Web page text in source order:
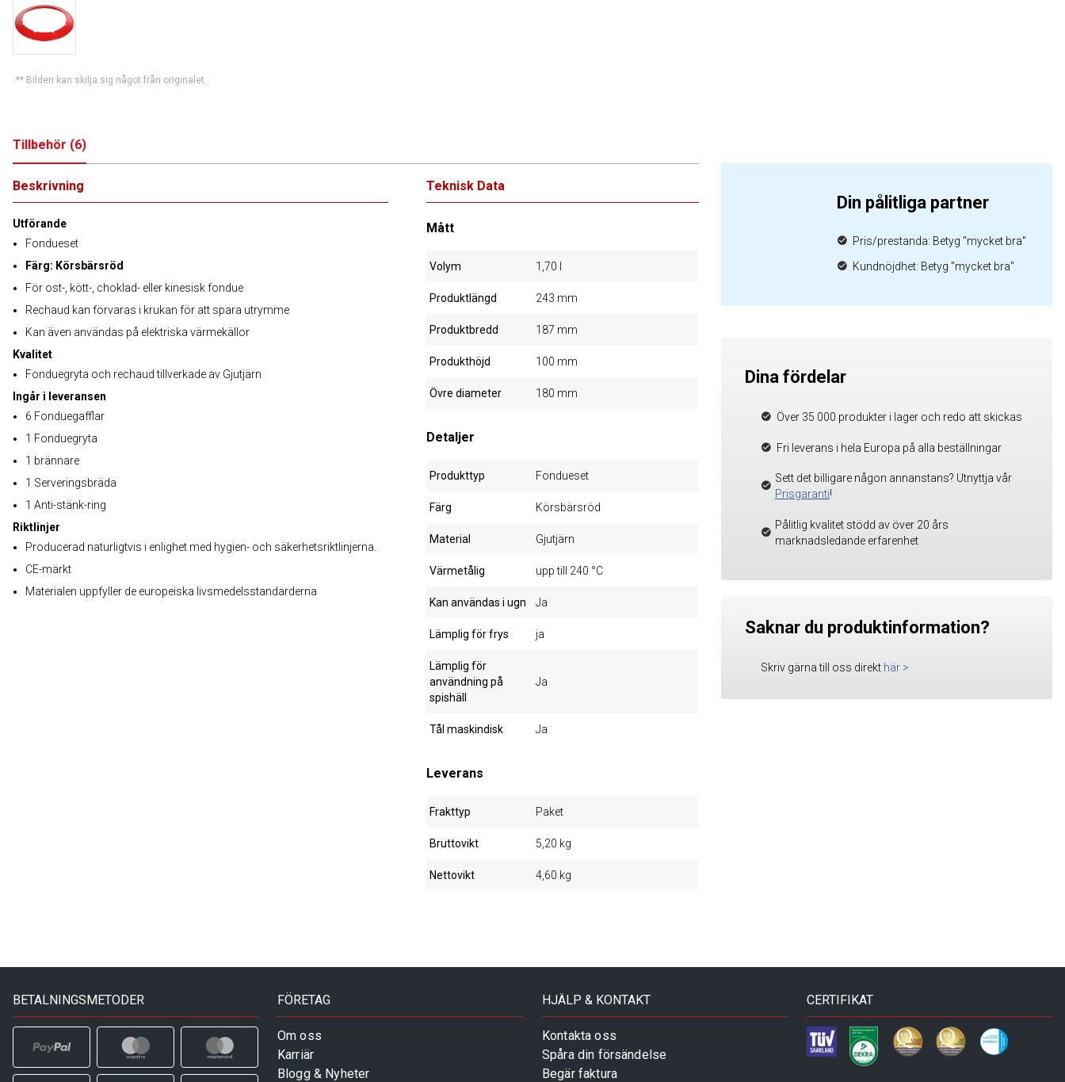
** Bilden kan skilja sig något från originalet.
Tillbehör (6)
Beskrivning
Utförande
Fondueset
Färg: Körsbärsröd
För ost-, kött-, choklad- eller kinesisk fondue
Rechaud kan förvaras i krukan för att spara utrymme
Kan även användas på elektriska värmekällor
Kvalitet
Fonduegryta och rechaud tillverkade av Gjutjärn
Ingår i leveransen
6 Fonduegafflar
1 Fonduegryta
1 brännare
1 Serveringsbräda
1 Anti-stänk-ring
Riktlinjer
Producerad naturligtvis i enlighet med hygien- och säkerhetsriktlinjerna.
CE-märkt
Materialen uppfyller de europeiska livsmedelsstandarderna
Teknisk Data
Mått
Volym 1,70 l
Produktlängd 243 mm
Produktbredd 187 mm
Produkthöjd 100 mm
Övre diameter 180 mm
Detaljer
Produkttyp Fondueset
Färg Körsbärsröd
Material Gjutjärn
Värmetålig upp till 240 °C
Kan användas i ugn Ja
Lämplig för frys ja
Lämplig för
användning på
spishäll
Ja
Tål maskindisk Ja
Leverans
Frakttyp Paket
Bruttovikt 5,20 kg
Nettovikt 4,60 kg
Din pålitliga partner
Pris/prestanda: Betyg "mycket bra"
Kundnöjdhet: Betyg "mycket bra"
Dina fördelar
Över 35 000 produkter i lager och redo att skickas
Fri leverans i hela Europa på alla beställningar
Sett det billigare någon annanstans? Utnyttja vår
Prisgaranti!
Pålitlig kvalitet stödd av över 20 års
marknadsledande erfarenhet
Saknar du produktinformation?
Skriv gärna till oss direkt här >
BETALNINGSMETODER FÖRETAG
Om oss
Karriär
Blogg & Nyheter
HJÄLP & KONTAKT
Kontakta oss
Spåra din försändelse
Begär faktura
CERTIFIKAT